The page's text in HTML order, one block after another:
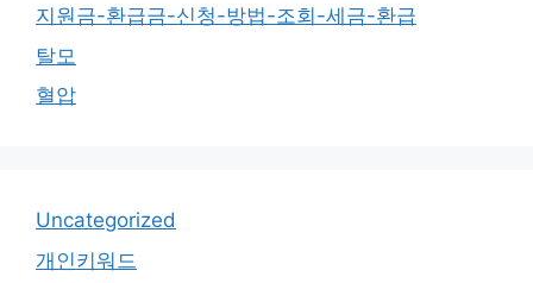
지원금-환급금-신청-방법-조회-세금-환급
탈모
혈압
Uncategorized
개인키워드